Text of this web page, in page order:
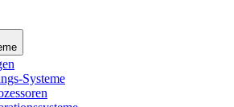
Systeme